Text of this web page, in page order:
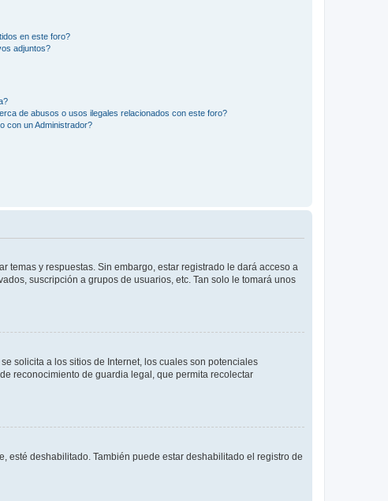
en este foro?
adjuntos?
de abusos o usos ilegales relacionados con este foro?
con un Administrador?
y respuestas. Sin embargo, estar registrado le dará acceso a
suscripción a grupos de usuarios, etc. Tan solo le tomará unos
solicita a los sitios de Internet, los cuales son potenciales
reconocimiento de guardia legal, que permita recolectar
esté deshabilitado. También puede estar deshabilitado el registro de